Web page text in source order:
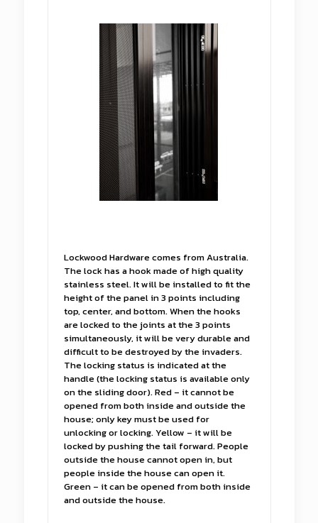
Lockwood Hardware comes from Australia.
The lock has a hook made of high quality
stainless steel. It will be installed to fit the
height of the panel in 3 points including
top, center, and bottom. When the hooks
are locked to the joints at the 3 points
simultaneously, it will be very durable and
difficult to be destroyed by the invaders.
The locking status is indicated at the
handle (the locking status is available only
on the sliding door). Red – it cannot be
opened from both inside and outside the
house; only key must be used for
unlocking or locking. Yellow – it will be
locked by pushing the tail forward. People
outside the house cannot open in, but
people inside the house can open it.
Green – it can be opened from both inside
and outside the house.